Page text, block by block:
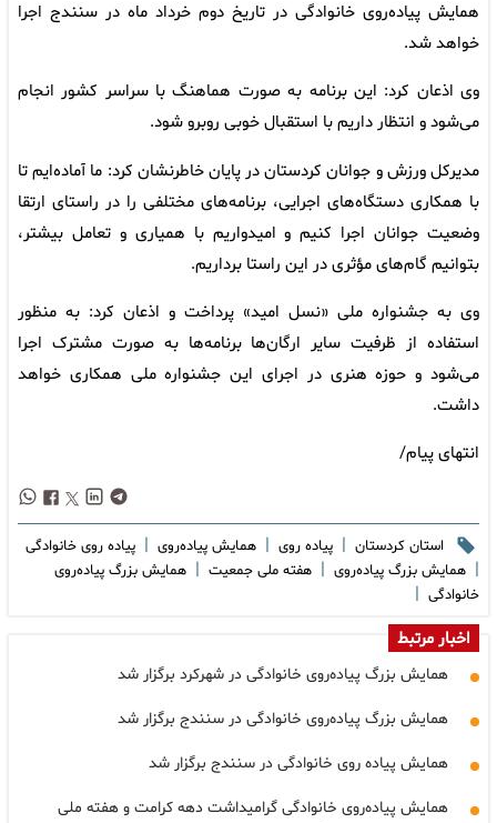
همایش پیاده‌روی خانوادگی در تاریخ دوم خرداد ماه در سنندج اجرا
خواهد شد.
وی اذعان کرد: این برنامه به صورت هماهنگ با سراسر کشور انجام
می‌شود و انتظار داریم با استقبال خوبی روبرو شود.
مدیرکل ورزش و جوانان کردستان در پایان خاطرنشان کرد: ما آماده‌ایم تا
با همکاری دستگاه‌های اجرایی، برنامه‌های مختلفی را در راستای ارتقا
وضعیت جوانان اجرا کنیم و امیدواریم با همیاری و تعامل بیشتر،
بتوانیم گام‌های مؤثری در این راستا برداریم.
وی به جشنواره ملی «نسل امید» پرداخت و اذعان کرد: به منظور
استفاده از ظرفیت سایر ارگان‌ها برنامه‌ها به صورت مشترک اجرا
می‌شود و حوزه هنری در اجرای این جشنواره ملی همکاری خواهد
داشت.
انتهای پیام/
استان کردستان | پیاده روی | همایش پیاده‌روی | پیاده روی خانوادگی
| همایش بزرگ پیاده‌روی | هفته ملی جمعیت | همایش بزرگ پیاده‌روی
خانوادگی |
اخبار مرتبط
همایش بزرگ پیاده‌روی خانوادگی در شهرکرد برگزار شد
همایش بزرگ پیاده‌روی خانوادگی در سنندج برگزار شد
همایش پیاده روی خانوادگی در سنندج برگزار شد
همایش پیاده‌روی خانوادگی گرامیداشت دهه کرامت و هفته ملی